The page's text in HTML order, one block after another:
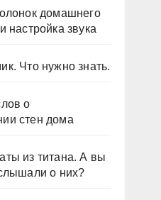
домашнего
настройка звука
Что нужно знать.
о
стен дома
из титана. А вы
о них?